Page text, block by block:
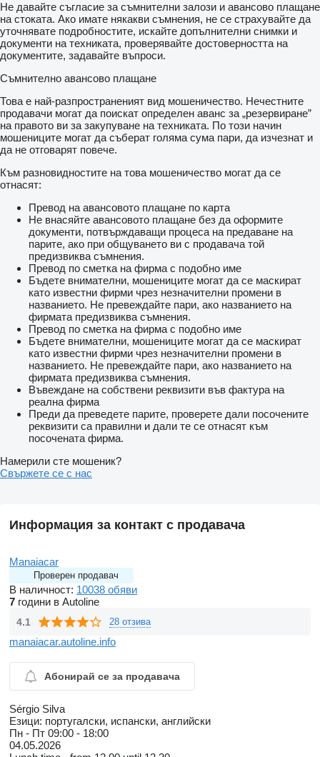
Не давайте съгласие за съмнителни залози и авансово плащане
на стоката. Ако имате някакви съмнения, не се страхувайте да
уточнявате подробностите, искайте допълнителни снимки и
документи на техниката, проверявайте достоверността на
документите, задавайте въпроси.
Съмнително авансово плащане
Това е най-разпространеният вид мошеничество. Нечестните
продавачи могат да поискат определен аванс за „резервиране”
на правото ви за закупуване на техниката. По този начин
мошениците могат да съберат голяма сума пари, да изчезнат и
да не отговарят повече.
Към разновидностите на това мошеничество могат да се
отнасят:
Превод на авансовото плащане по карта
Не внасяйте авансовото плащане без да оформите
документи, потвърждаващи процеса на предаване на
парите, ако при общуването ви с продавача той
предизвиква съмнения.
Превод по сметка на фирма с подобно име
Бъдете внимателни, мошениците могат да се маскират
като известни фирми чрез незначителни промени в
названието. Не превеждайте пари, ако названието на
фирмата предизвиква съмнения.
Превод по сметка на фирма с подобно име
Бъдете внимателни, мошениците могат да се маскират
като известни фирми чрез незначителни промени в
названието. Не превеждайте пари, ако названието на
фирмата предизвиква съмнения.
Въвеждане на собствени реквизити във фактура на
реална фирма
Преди да преведете парите, проверете дали посочените
реквизити са правилни и дали те се отнасят към
посочената фирма.
Намерили сте мошеник?
Свържете се с нас
Информация за контакт с продавача
Manaiacar
Проверен продавач
В наличност: 10038 обяви
7 години в Autoline
4.1 28 отзива
manaiacar.autoline.info
Абонирай се за продавача
Sérgio Silva
Езици: португалски, испански, английски
Пн - Пт 09:00 - 18:00
04.05.2026